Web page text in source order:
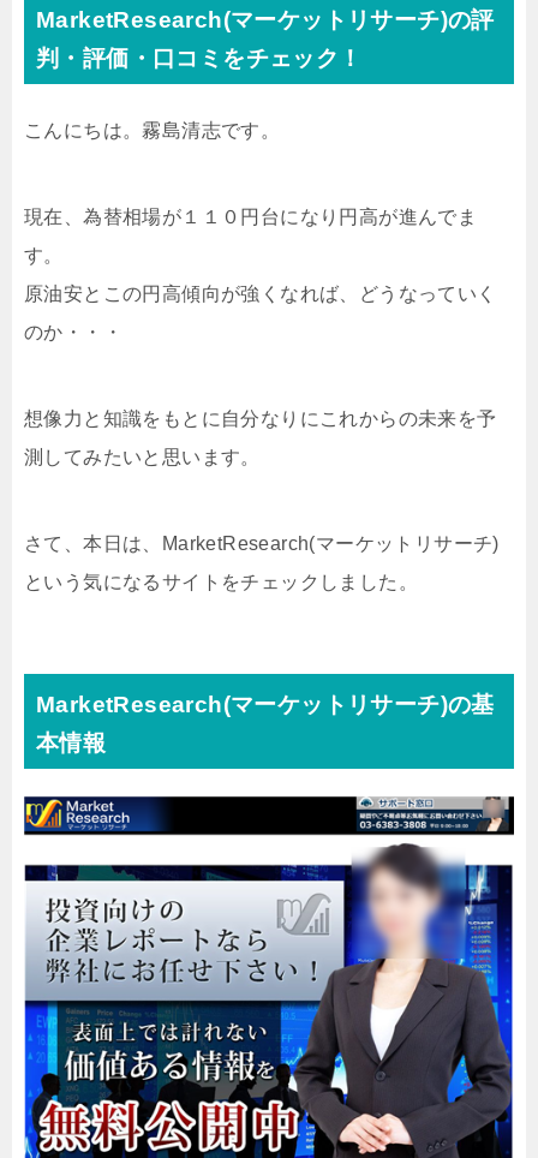
MarketResearch(マーケットリサーチ)の評
判・評価・口コミをチェック！
こんにちは。霧島清志です。
現在、為替相場が１１０円台になり円高が進んでま
す。
原油安とこの円高傾向が強くなれば、どうなっていく
のか・・・
想像力と知識をもとに自分なりにこれからの未来を予
測してみたいと思います。
さて、本日は、MarketResearch(マーケットリサーチ)
という気になるサイトをチェックしました。
MarketResearch(マーケットリサーチ)の基
本情報